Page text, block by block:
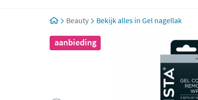
Beauty Gel nagellak
aanbieding